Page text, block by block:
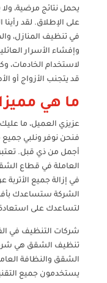
يحمل نتائج مرضية،
على الإطلاق. لقد
في تنظيف المنازل،
وإفشاء الأسرار
لاستخدام الخادمات،
قد يتجنب الأزواج أو
ما هي
عزيزي العميل، ما
فنحن نوفر ونلبي
أجمل من ذي قبل.
العاملة في قطاع
في إزالة جميع
الشركة ستساعدك
لتساعدك على استعادة
شركات التنظيف في
تنظيف الشقق هي
الشقق والنظافة
يستخدمون جميع